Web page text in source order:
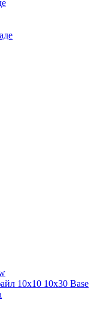
10x10 10x30 Base